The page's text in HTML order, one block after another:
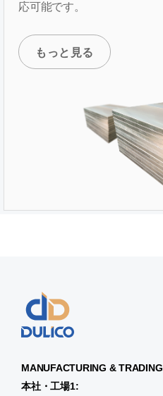
応可能です。
もっと見る
MANUFACTURING & TRADING
本社・工場1: